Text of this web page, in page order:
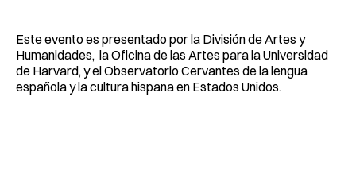
Este evento es presentado por la División de Artes y
Humanidades, la Oficina de las Artes para la Universidad
de Harvard, y el Observatorio Cervantes de la lengua
española y la cultura hispana en Estados Unidos.